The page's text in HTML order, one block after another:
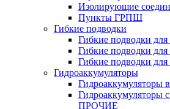
Изолирующие
Пункты ГРПШ
Гибкие подводки
Гибкие подводки
Гибкие подводки для
Гибкие подводки для
Гидроаккумуляторы
Гидроаккумуляторы
Гидроаккумуляторы
ПРОЧИЕ